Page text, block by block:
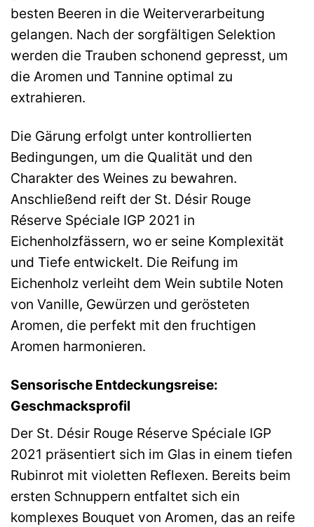
besten Beeren in die Weiterverarbeitung
gelangen. Nach der sorgfältigen Selektion
werden die Trauben schonend gepresst, um
die Aromen und Tannine optimal zu
extrahieren.
Die Gärung erfolgt unter kontrollierten
Bedingungen, um die Qualität und den
Charakter des Weines zu bewahren.
Anschließend reift der St. Désir Rouge
Réserve Spéciale IGP 2021 in
Eichenholzfässern, wo er seine Komplexität
und Tiefe entwickelt. Die Reifung im
Eichenholz verleiht dem Wein subtile Noten
von Vanille, Gewürzen und gerösteten
Aromen, die perfekt mit den fruchtigen
Aromen harmonieren.
Sensorische Entdeckungsreise:
Geschmacksprofil
Der St. Désir Rouge Réserve Spéciale IGP
2021 präsentiert sich im Glas in einem tiefen
Rubinrot mit violetten Reflexen. Bereits beim
ersten Schnuppern entfaltet sich ein
komplexes Bouquet von Aromen, das an reife